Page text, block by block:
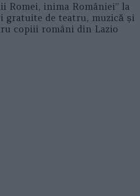
Romei, inima României” la
gratuite de teatru, muzică și
copiii români din Lazio